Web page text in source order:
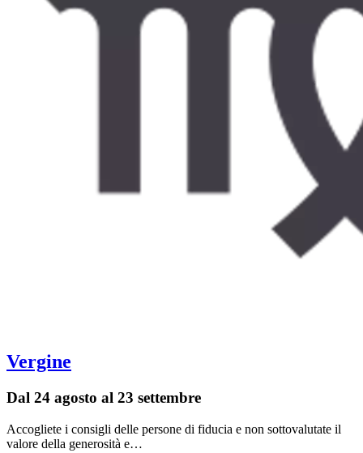
Vergine
Dal 24 agosto al 23 settembre
Accogliete i consigli delle persone di fiducia e non sottovalutate il
valore della generosità e…